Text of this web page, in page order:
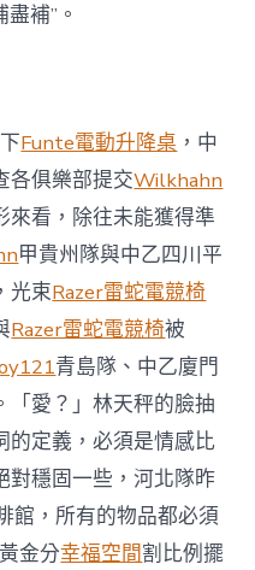
補”。
Funte電動升降桌 ，中
各俱樂部提交Wilkhahn
來看，除往未能獲得準
甲貴州隊與中乙四川平
光束Razer雷蛇電競椅
Razer雷蛇電競椅被
青島隊、中乙廈門
「愛？」林天秤的臉抽
的定義，必須是情感比
對穩固一些，河北隊昨
館，所有的物品都必須
黃金分幸福空間割比例擺